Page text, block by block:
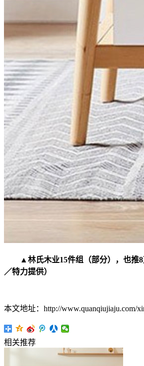
▲林氏木业15件组（部分），也推
／特力提供）
本文地址：http://www.quanqiujiaju.com/
相关推荐